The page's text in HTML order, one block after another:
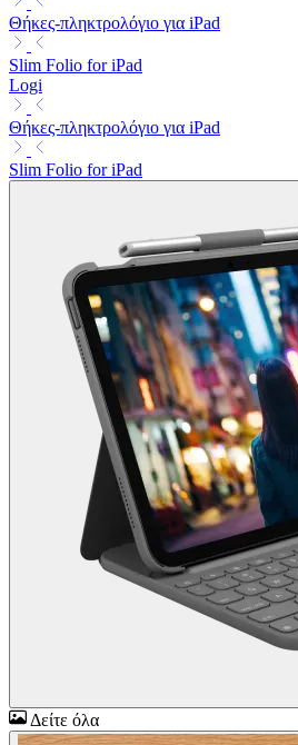
Θήκες-πληκτρολόγιο για iPad
Slim Folio for iPad
Logi
Θήκες-πληκτρολόγιο για iPad
Slim Folio for iPad
Δείτε όλα